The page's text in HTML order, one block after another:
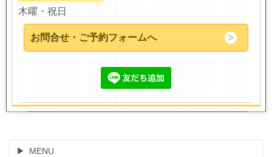
木曜・祝日
お問合せ・ご予約フォームへ
MENU